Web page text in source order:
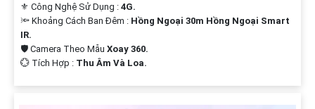
⚜️ Công Nghệ Sử Dụng : 4G.
🔦 Khoảng Cách Ban Đêm : Hồng Ngoại 30m Hồng Ngoại Smart
IR.
🛡 Camera Theo Mẫu Xoay 360.
️💮 Tích Hợp : Thu Âm Và Loa.